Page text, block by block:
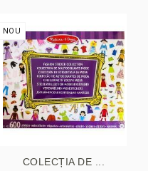
NOU
COLECȚIA DE ...